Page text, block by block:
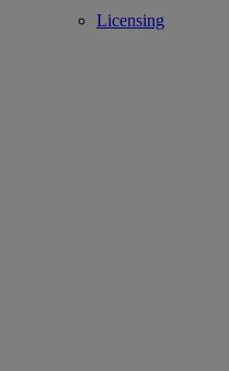
Licensing